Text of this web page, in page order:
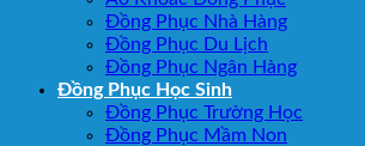
Đồng Phục Nhà Hàng
Đồng Phục Du Lịch
Đồng Phục Ngân Hàng
Đồng Phục Học Sinh
Đồng Phục Trường Học
Đồng Phục Mầm Non